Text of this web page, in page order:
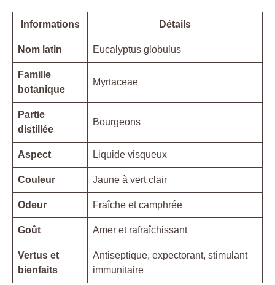
Informations Détails
Nom latin Eucalyptus globulus
Famille
botanique
Myrtaceae
Partie
distillée
Bourgeons
Aspect Liquide visqueux
Couleur Jaune à vert clair
Odeur Fraîche et camphrée
Goût Amer et rafraîchissant
Vertus et
bienfaits
Antiseptique, expectorant, stimulant
immunitaire